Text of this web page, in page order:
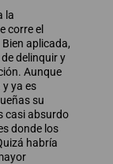
la
corre el
aplicada,
delinquir y
Aunque
ya es
su
casi absurdo
donde los
habría